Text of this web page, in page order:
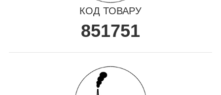
КОД ТОВАРУ
851751